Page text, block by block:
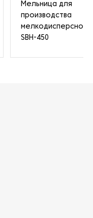
Мельница для
производства
мелкодисперсной
SBH-450